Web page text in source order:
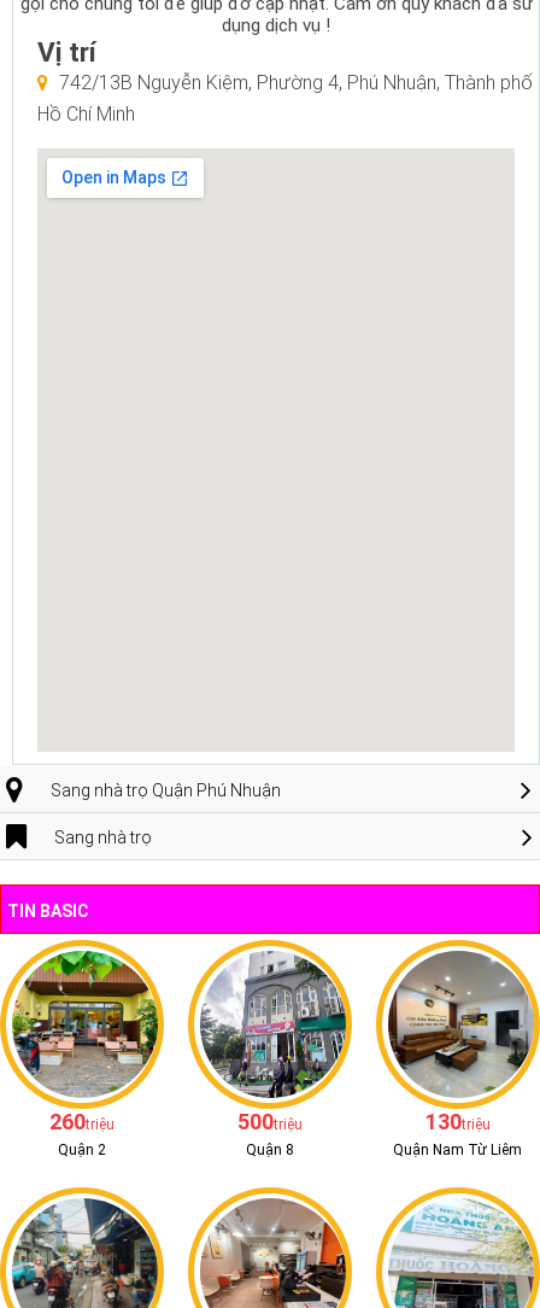
dụng dịch vụ !
Vị trí
742/13B Nguyễn Kiệm, Phường 4, Phú Nhuận, Thành phố
Hồ Chí Minh
Sang nhà trọ Quận Phú Nhuận
Sang nhà trọ
TIN BASIC
260triệu
Quận 2
500triệu
Quận 8
130triệu
Quận Nam Từ Liêm